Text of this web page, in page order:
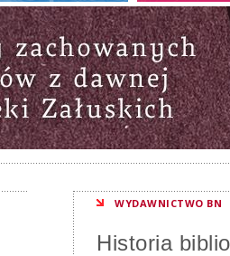
WYDAWNICTWO BN
Historia